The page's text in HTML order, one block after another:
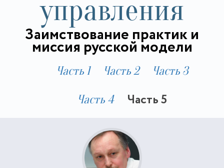
управления
Заимствование практик и
миссия русской модели
Часть 1 Часть 2 Часть 3
Часть 4 Часть 5